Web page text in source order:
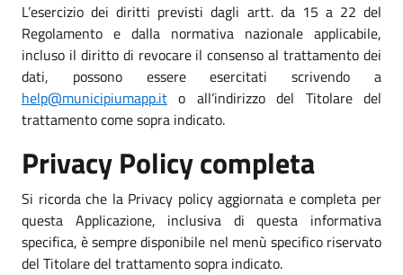
L’esercizio dei diritti previsti dagli artt. da 15 a 22 del
Regolamento e dalla normativa nazionale applicabile,
incluso il diritto di revocare il consenso al trattamento dei
dati, possono essere esercitati scrivendo a
help@municipiumapp.it o all’indirizzo del Titolare del
trattamento come sopra indicato.
Privacy Policy completa
Si ricorda che la Privacy policy aggiornata e completa per
questa Applicazione, inclusiva di questa informativa
specifica, è sempre disponibile nel menù specifico riservato
del Titolare del trattamento sopra indicato.